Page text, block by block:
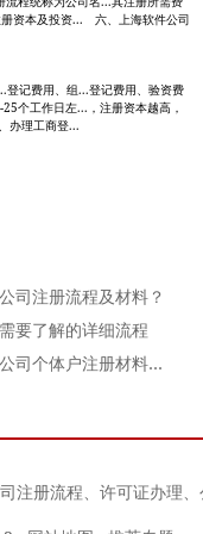
资本及投资... 六、上海软件公司
登记费用、组...登记费用、验资费
个工作日左...，注册资本越高，
办理工商登...
司注册流程及材料？
要了解的详细流程
苏州注册公司个体户注册材料和流程！
注册流程、许可证办理、